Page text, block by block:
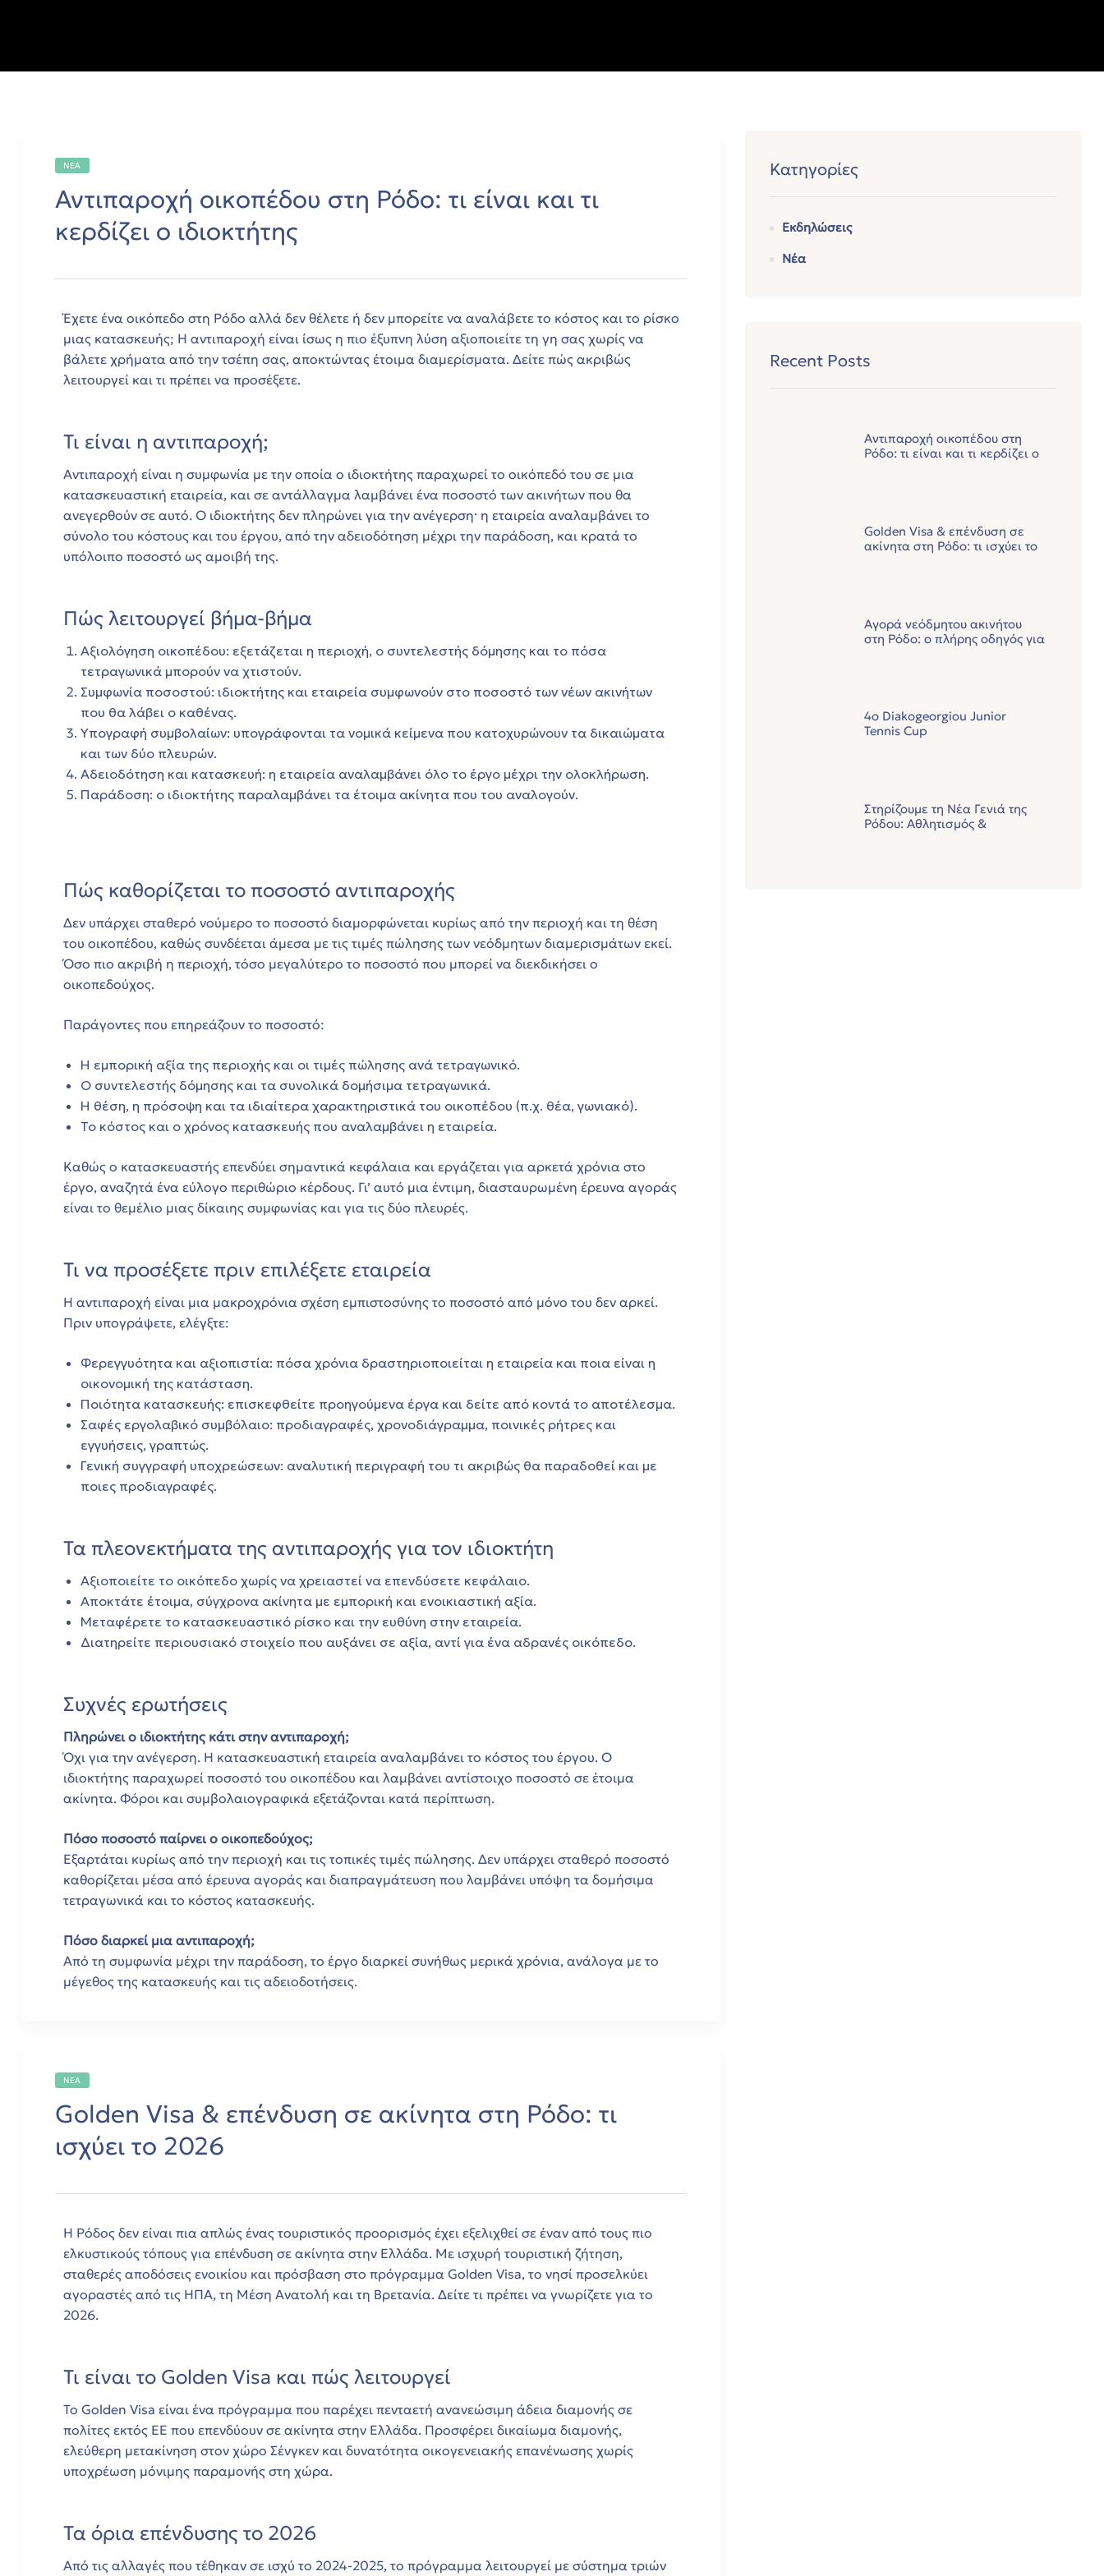
ΝΈΑ
Αντιπαροχή οικοπέδου στη Ρόδο: τι είναι και τι
κερδίζει ο ιδιοκτήτης
Έχετε ένα οικόπεδο στη Ρόδο αλλά δεν θέλετε ή δεν μπορείτε να αναλάβετε το κόστος και το ρίσκο
μιας κατασκευής; Η αντιπαροχή είναι ίσως η πιο έξυπνη λύση αξιοποιείτε τη γη σας χωρίς να
βάλετε χρήματα από την τσέπη σας, αποκτώντας έτοιμα διαμερίσματα. Δείτε πώς ακριβώς
λειτουργεί και τι πρέπει να προσέξετε.
Τι είναι η αντιπαροχή;
Αντιπαροχή είναι η συμφωνία με την οποία ο ιδιοκτήτης παραχωρεί το οικόπεδό του σε μια
κατασκευαστική εταιρεία, και σε αντάλλαγμα λαμβάνει ένα ποσοστό των ακινήτων που θα
ανεγερθούν σε αυτό. Ο ιδιοκτήτης δεν πληρώνει για την ανέγερση· η εταιρεία αναλαμβάνει το
σύνολο του κόστους και του έργου, από την αδειοδότηση μέχρι την παράδοση, και κρατά το
υπόλοιπο ποσοστό ως αμοιβή της.
Πώς λειτουργεί βήμα-βήμα
Αξιολόγηση οικοπέδου: εξετάζεται η περιοχή, ο συντελεστής δόμησης και το πόσα
τετραγωνικά μπορούν να χτιστούν.
Συμφωνία ποσοστού: ιδιοκτήτης και εταιρεία συμφωνούν στο ποσοστό των νέων ακινήτων
που θα λάβει ο καθένας.
Υπογραφή συμβολαίων: υπογράφονται τα νομικά κείμενα που κατοχυρώνουν τα δικαιώματα
και των δύο πλευρών.
Αδειοδότηση και κατασκευή: η εταιρεία αναλαμβάνει όλο το έργο μέχρι την ολοκλήρωση.
Παράδοση: ο ιδιοκτήτης παραλαμβάνει τα έτοιμα ακίνητα που του αναλογούν.
Πώς καθορίζεται το ποσοστό αντιπαροχής
Δεν υπάρχει σταθερό νούμερο το ποσοστό διαμορφώνεται κυρίως από την περιοχή και τη θέση
του οικοπέδου, καθώς συνδέεται άμεσα με τις τιμές πώλησης των νεόδμητων διαμερισμάτων εκεί.
Όσο πιο ακριβή η περιοχή, τόσο μεγαλύτερο το ποσοστό που μπορεί να διεκδικήσει ο
οικοπεδούχος.
Παράγοντες που επηρεάζουν το ποσοστό:
Η εμπορική αξία της περιοχής και οι τιμές πώλησης ανά τετραγωνικό.
Ο συντελεστής δόμησης και τα συνολικά δομήσιμα τετραγωνικά.
Η θέση, η πρόσοψη και τα ιδιαίτερα χαρακτηριστικά του οικοπέδου (π.χ. θέα, γωνιακό).
Το κόστος και ο χρόνος κατασκευής που αναλαμβάνει η εταιρεία.
Καθώς ο κατασκευαστής επενδύει σημαντικά κεφάλαια και εργάζεται για αρκετά χρόνια στο
έργο, αναζητά ένα εύλογο περιθώριο κέρδους. Γι’ αυτό μια έντιμη, διασταυρωμένη έρευνα αγοράς
είναι το θεμέλιο μιας δίκαιης συμφωνίας και για τις δύο πλευρές.
Τι να προσέξετε πριν επιλέξετε εταιρεία
Η αντιπαροχή είναι μια μακροχρόνια σχέση εμπιστοσύνης το ποσοστό από μόνο του δεν αρκεί.
Πριν υπογράψετε, ελέγξτε:
Φερεγγυότητα και αξιοπιστία: πόσα χρόνια δραστηριοποιείται η εταιρεία και ποια είναι η
οικονομική της κατάσταση.
Ποιότητα κατασκευής: επισκεφθείτε προηγούμενα έργα και δείτε από κοντά το αποτέλεσμα.
Σαφές εργολαβικό συμβόλαιο: προδιαγραφές, χρονοδιάγραμμα, ποινικές ρήτρες και
εγγυήσεις, γραπτώς.
Γενική συγγραφή υποχρεώσεων: αναλυτική περιγραφή του τι ακριβώς θα παραδοθεί και με
ποιες προδιαγραφές.
Τα πλεονεκτήματα της αντιπαροχής για τον ιδιοκτήτη
Αξιοποιείτε το οικόπεδο χωρίς να χρειαστεί να επενδύσετε κεφάλαιο.
Αποκτάτε έτοιμα, σύγχρονα ακίνητα με εμπορική και ενοικιαστική αξία.
Μεταφέρετε το κατασκευαστικό ρίσκο και την ευθύνη στην εταιρεία.
Διατηρείτε περιουσιακό στοιχείο που αυξάνει σε αξία, αντί για ένα αδρανές οικόπεδο.
Συχνές ερωτήσεις
Πληρώνει ο ιδιοκτήτης κάτι στην αντιπαροχή;
Όχι για την ανέγερση. Η κατασκευαστική εταιρεία αναλαμβάνει το κόστος του έργου. Ο
ιδιοκτήτης παραχωρεί ποσοστό του οικοπέδου και λαμβάνει αντίστοιχο ποσοστό σε έτοιμα
ακίνητα. Φόροι και συμβολαιογραφικά εξετάζονται κατά περίπτωση.
Πόσο ποσοστό παίρνει ο οικοπεδούχος;
Εξαρτάται κυρίως από την περιοχή και τις τοπικές τιμές πώλησης. Δεν υπάρχει σταθερό ποσοστό
καθορίζεται μέσα από έρευνα αγοράς και διαπραγμάτευση που λαμβάνει υπόψη τα δομήσιμα
τετραγωνικά και το κόστος κατασκευής.
Πόσο διαρκεί μια αντιπαροχή;
Από τη συμφωνία μέχρι την παράδοση, το έργο διαρκεί συνήθως μερικά χρόνια, ανάλογα με το
μέγεθος της κατασκευής και τις αδειοδοτήσεις.
ΝΈΑ
Golden Visa & επένδυση σε ακίνητα στη Ρόδο: τι
ισχύει το 2026
Η Ρόδος δεν είναι πια απλώς ένας τουριστικός προορισμός έχει εξελιχθεί σε έναν από τους πιο
ελκυστικούς τόπους για επένδυση σε ακίνητα στην Ελλάδα. Με ισχυρή τουριστική ζήτηση,
σταθερές αποδόσεις ενοικίου και πρόσβαση στο πρόγραμμα Golden Visa, το νησί προσελκύει
αγοραστές από τις ΗΠΑ, τη Μέση Ανατολή και τη Βρετανία. Δείτε τι πρέπει να γνωρίζετε για το
2026.
Τι είναι το Golden Visa και πώς λειτουργεί
Το Golden Visa είναι ένα πρόγραμμα που παρέχει πενταετή ανανεώσιμη άδεια διαμονής σε
πολίτες εκτός ΕΕ που επενδύουν σε ακίνητα στην Ελλάδα. Προσφέρει δικαίωμα διαμονής,
ελεύθερη μετακίνηση στον χώρο Σένγκεν και δυνατότητα οικογενειακής επανένωσης χωρίς
υποχρέωση μόνιμης παραμονής στη χώρα.
Τα όρια επένδυσης το 2026
Από τις αλλαγές που τέθηκαν σε ισχύ το 2024-2025, το πρόγραμμα λειτουργεί με σύστημα τριών
Κατηγορίες
Εκδηλώσεις
Νέα
Recent Posts
Αντιπαροχή οικοπέδου στη
Ρόδο: τι είναι και τι κερδίζει ο
Golden Visa & επένδυση σε
ακίνητα στη Ρόδο: τι ισχύει το
Αγορά νεόδμητου ακινήτου
στη Ρόδο: ο πλήρης οδηγός για
4ο Diakogeorgiou Junior
Tennis Cup
Στηρίζουμε τη Νέα Γενιά της
Ρόδου: Αθλητισμός &